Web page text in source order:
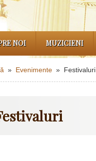
NOI MUZICIENI
» Evenimente » Festivaluri